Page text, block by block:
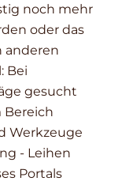
noch mehr
oder das
anderen
Bei
gesucht
Bereich
Werkzeuge
- Leihen
Portals